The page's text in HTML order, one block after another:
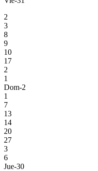
2
3
8
9
10
17
2
1
Dom-2
1
7
13
14
20
27
3
6
Jue-30